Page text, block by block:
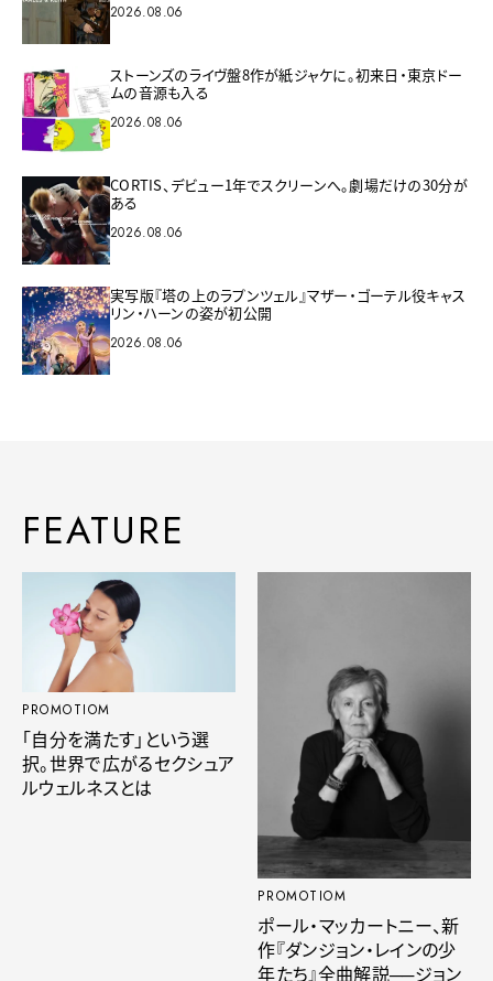
2026.08.06
ストーンズのライヴ盤8作が紙ジャケに。初来日・東京ドー
ムの音源も入る
2026.08.06
CORTIS、デビュー1年でスクリーンへ。劇場だけの30分が
ある
2026.08.06
実写版『塔の上のラプンツェル』マザー・ゴーテル役キャス
リン・ハーンの姿が初公開
2026.08.06
FEATURE
PROMOTIOM
「自分を満たす」という選
択。世界で広がるセクシュア
ルウェルネスとは
PROMOTIOM
ポール・マッカートニー、新
作『ダンジョン・レインの少
年たち』全曲解説──ジョン